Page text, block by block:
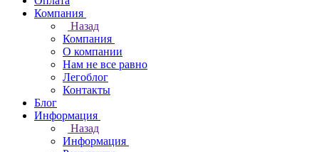
Компания
Назад
Компания
О компании
Нам не все равно
Легоблог
Контакты
Блог
Информация
Назад
Информация